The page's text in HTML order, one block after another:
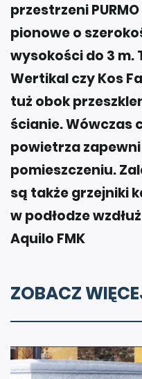
przestrzeni
pionowe o
wysokości do 3 m.
Wertikal czy Kos
tuż obok
ścianie. Wówczas
powietrza
pomieszczeniu.
są także grzejniki
w podłodze
Aquilo FMK
ZOBACZ